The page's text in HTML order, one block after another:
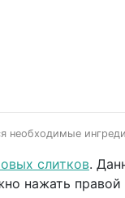
необходимые
слитков.
нажать